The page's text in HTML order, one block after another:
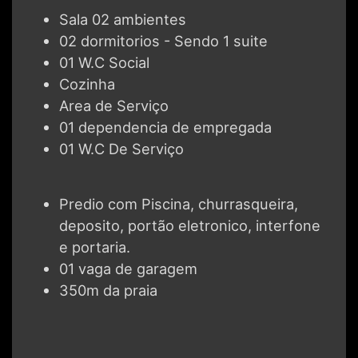
Sala 02 ambientes
02 dormitorios - Sendo 1 suite
01 W.C Social
Cozinha
Area de Serviço
01 dependencia de empregada
01 W.C De Serviço
Predio com Piscina, churrasqueira,
deposito, portão eletronico, interfone
e portaria.
01 vaga de garagem
350m da praia